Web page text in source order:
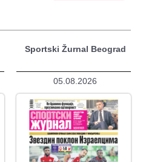
Sportski Žurnal Beograd
05.08.2026